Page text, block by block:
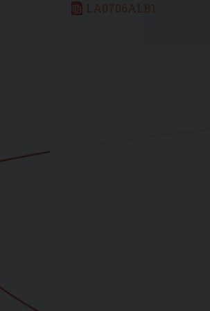
LA0706ALB1